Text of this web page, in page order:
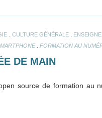
CULTURE GÉNÉRALE.
. FORMATION AU
DE MAIN
source de formation au